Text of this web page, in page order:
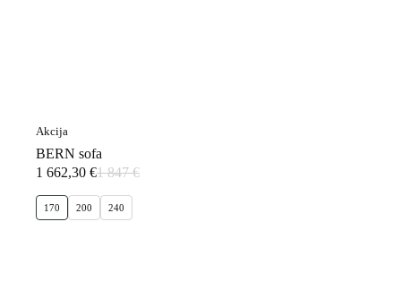
Akcija
BERN sofa
1 847€
Original
price
was:
1 662,30 €
Current
price
is:
170 200 240